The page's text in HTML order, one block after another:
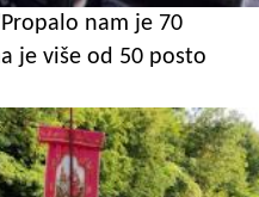
nam je 70
je više od 50 posto